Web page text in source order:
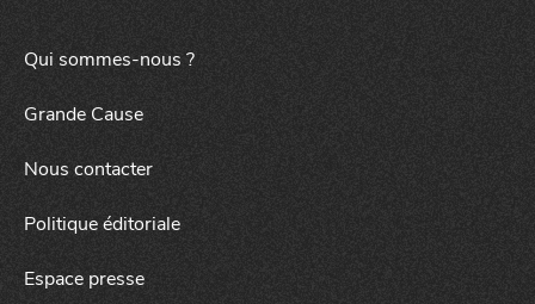
Qui sommes-nous ?
Grande Cause
Nous contacter
Politique éditoriale
Espace presse